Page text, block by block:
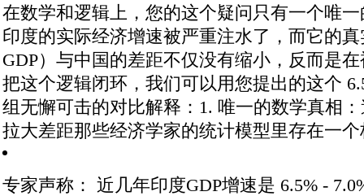
在数学和逻辑上，您的这个疑问只有一个唯
印度的实际经济增速被严重注水了，而它的
GDP）与中国的差距不仅没有缩小，反而是
把这个逻辑闭环，我们可以用您提出的这个
组无懈可击的对比解释： 1. 唯一的数学真相
拉大差距那些经济学家的统计模型里存在一
专家声称：
近几年印度GDP增速是 6.5% -